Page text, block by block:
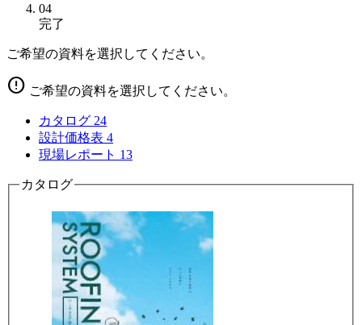
04
完了
ご希望の資料を選択してください。
error ご希望の資料を選択してください。
カタログ 24
設計価格表 4
現場レポート 13
カタログ